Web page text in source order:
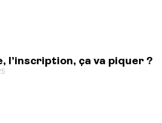
l’inscription, ça va piquer ?